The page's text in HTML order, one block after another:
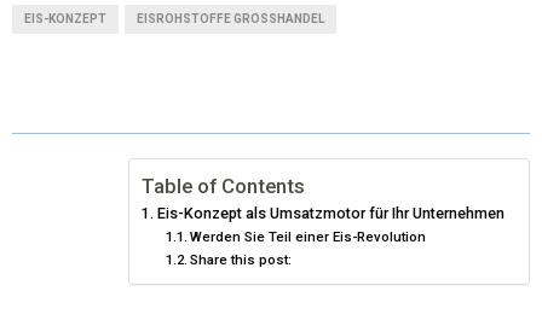
T O
O
K
R
E
S
D
N
EIS-KONZEPT EISROHSTOFFE GROSSHANDEL
Table of Contents
Eis-Konzept als Umsatzmotor für Ihr Unternehmen
Werden Sie Teil einer Eis-Revolution
Share this post: